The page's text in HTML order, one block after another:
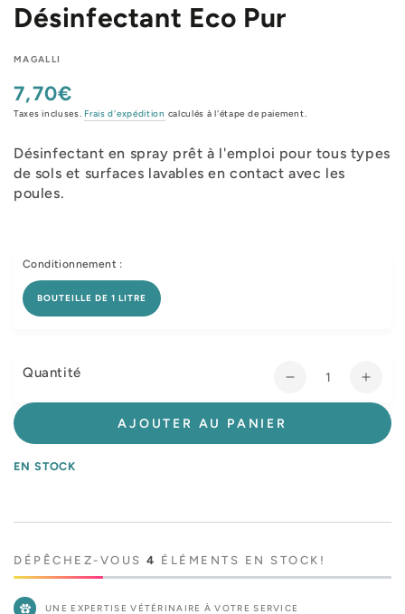
Désinfectant Eco Pur
MAGALLI
Prix
normal
7,70€
Taxes incluses. Frais d'expédition calculés à l'étape de paiement.
Désinfectant en spray prêt à l'emploi pour tous types
de sols et surfaces lavables en contact avec les
poules.
Conditionnement :
BOUTEILLE DE 1 LITRE
Quantité
Réduire
la
de
la
de
AJOUTER AU PANIER
EN STOCK
DÉPÊCHEZ-VOUS 4 ÉLÉMENTS EN STOCK!
UNE EXPERTISE VÉTÉRINAIRE À VOTRE SERVICE